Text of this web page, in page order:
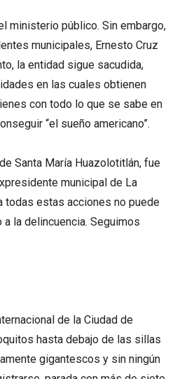
ministerio público. Sin embargo,
municipales, Ernesto Cruz
la entidad sigue sacudida,
en las cuales obtienen
con todo lo que se sabe en
“el sueño americano”.
Santa María Huazolotitlán, fue
municipal de La
todas estas acciones no puede
la delincuencia. Seguimos
de la Ciudad de
hasta debajo de las sillas
gigantescos y sin ningún